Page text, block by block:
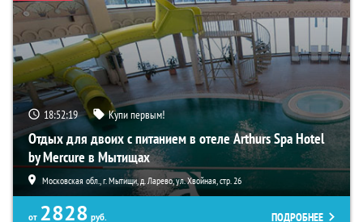
18:52:18 Купи первым!
Отдых для двоих с питанием в отеле Arthurs Spa Hotel
by Mercure в Мытищах
Московская обл., г. Мытищи, д. Ларево, ул. Хвойная, стр. 26
от 2828 руб.
ПОДРОБНЕЕ